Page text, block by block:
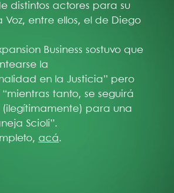
distintos actores para su
Voz, entre ellos, el de Diego
Business sostuvo que
la
en la Justicia” pero
tanto, se seguirá
para una
Scioli”.
acá.